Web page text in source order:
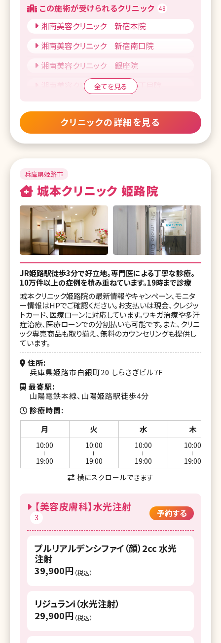
湘南美容クリニック 吉祥寺院
湘南美容クリニック 八王子院
湘南美容皮フ科 新宿東口院
湘南美容皮フ科 五反田院
湘南皮膚科クリニック 町田院
湘南美容クリニック 仙台院
湘南美容皮フ科 仙台院
湘南美容クリニック 柏院
湘南美容クリニック 津田沼院
湘南美容クリニック 横浜東口院
湘南美容クリニック 横浜青葉台院
湘南美容クリニック 川崎院
湘南美容皮フ科 平塚院
湘南美容クリニック 富山院
湘南美容クリニック 岐阜院
湘南美容クリニック 静岡南口院
湘南美容クリニック 名古屋駅本院
湘南美容クリニック 名古屋院
湘南美容クリニック 名古屋栄院
湘南美容皮フ科 栄矢場町院
湘南美容クリニック 京都駅ビル院
湘南美容皮フ科 京都河原町院
湘南美容皮フ科 梅田茶屋町院
湘南美容クリニック 大阪心斎橋院
湘南美容クリニック 大阪なんば院
湘南美容クリニック 江坂院
湘南美容皮フ科 枚方院
湘南美容クリニック 岡山院
湘南美容クリニック 広島院
この施術が受けられるクリニック 48
湘南美容クリニック 新宿本院
湘南美容クリニック 新宿南口院
湘南美容クリニック 銀座院
湘南美容クリニック 銀座一丁目院
湘南美容皮フ科 渋谷公園通り院
湘南美容クリニック 池袋東口院
SBC御茶ノ水こどもレーザークリニック
湘南美容クリニック 自由が丘院
湘南美容クリニック 赤羽院
湘南美容クリニック 吉祥寺院
湘南美容クリニック 八王子院
湘南美容皮フ科 新宿東口院
湘南美容皮フ科 五反田院
湘南皮膚科クリニック 町田院
湘南美容クリニック 旭川院
湘南美容クリニック 仙台院
湘南美容皮フ科 仙台院
湘南美容クリニック 柏院
湘南美容クリニック 津田沼院
湘南美容クリニック 横浜東口院
湘南美容クリニック 甲府院
湘南美容クリニック 川崎院
湘南美容クリニック 岐阜院
湘南美容クリニック 静岡南口院
湘南美容クリニック 名古屋栄院
湘南美容クリニック 名古屋院
湘南美容皮フ科 千葉院
湘南美容皮フ科 栄矢場町院
全てを見る
クリニックの詳細を見る
兵庫県姫路市
城本クリニック 姫路院
JR姫路駅徒歩3分で好立地。専門医による丁寧な診療。
10万件以上の症例を積み重ねています。19時まで診療
城本クリニック姫路院の最新情報やキャンペーン、モニタ
ー情報はHPでご確認ください。お支払いは現金、クレジッ
トカード、医療ローンに対応しています。ワキガ治療や多汗
症治療、医療ローンでの分割払いも可能です。また、クリニ
ック専売商品も取り揃え、無料のカウンセリングも提供し
ています。
住所
兵庫県姫路市白銀町20 しらさぎビル7F
最寄駅
山陽電鉄本線、山陽姫路駅徒歩4分
診療時間
月
火 水 木
10:00
19:00
10:00
19:00
10:00
19:00
10:00
19:00
横にスクロールできます
【美容皮膚科】水光注射
3 予約する
プルリアルデンシファイ（顔）2cc 水光
注射
39,900円 （税込）
リジュランi（水光注射）
29,900円 （税込）